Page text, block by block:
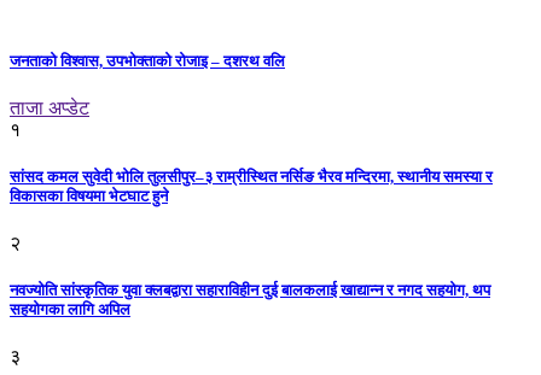
जनताको विश्वास, उपभोक्ताको रोजाइ – दशरथ वलि
ताजा अप्डेट
१
सांसद कमल सुवेदी भोलि तुलसीपुर–३ राम्रीस्थित नर्सिङ भैरव मन्दिरमा, स्थानीय समस्या र
विकासका विषयमा भेटघाट हुने
२
नवज्योति सांस्कृतिक युवा क्लबद्वारा सहाराविहीन दुई बालकलाई खाद्यान्न र नगद सहयोग, थप
सहयोगका लागि अपिल
३